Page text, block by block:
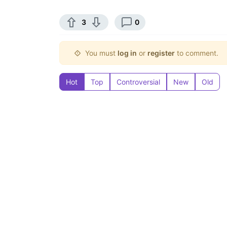
3 0
You must log in or register to comment.
Hot Top Controversial New Old